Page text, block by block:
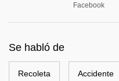
Facebook
Se habló de
Recoleta Accidente